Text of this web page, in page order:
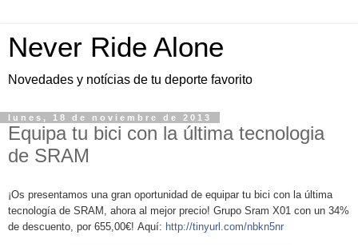
Never Ride Alone
Novedades y notícias de tu deporte favorito
lunes, 18 de noviembre de 2013
Equipa tu bici con la última tecnologia
de SRAM
¡Os presentamos una gran oportunidad de equipar tu bici con la última
tecnología de SRAM, ahora al mejor precio! Grupo Sram X01 con un 34%
de descuento, por 655,00€! Aquí: http://tinyurl.com/nbkn5nr